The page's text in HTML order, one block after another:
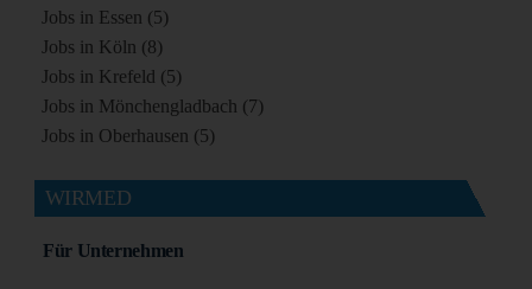
Jobs in Essen (5)
Jobs in Köln (8)
Jobs in Krefeld (5)
Jobs in Mönchengladbach (7)
Jobs in Oberhausen (5)
WIRMED
Für Unternehmen